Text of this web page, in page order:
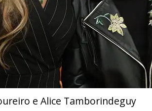
e Alice Tamborindeguy